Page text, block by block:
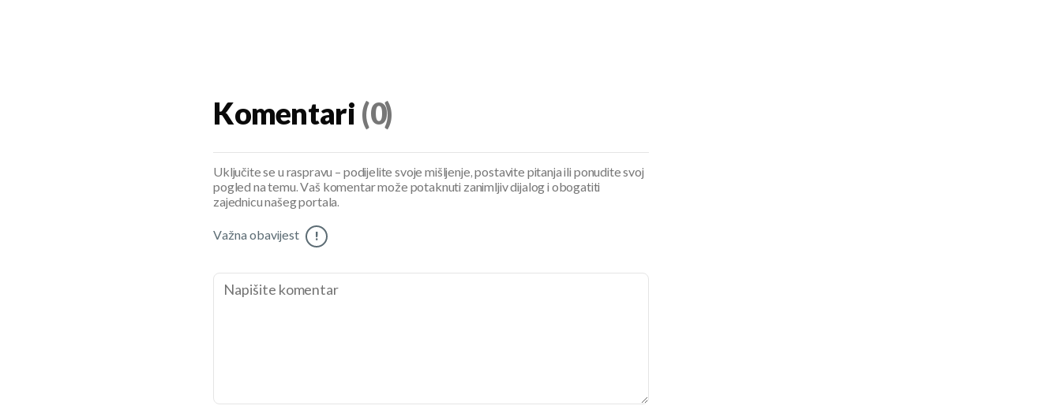
Komentari (0)
Uključite se u raspravu – podijelite svoje mišljenje, postavite pitanja ili ponudite svoj
pogled na temu. Vaš komentar može potaknuti zanimljiv dijalog i obogatiti
zajednicu našeg portala.
Važna obavijest !